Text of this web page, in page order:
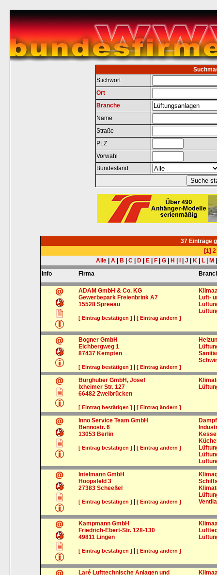
Stichwort
Ort
Branche
Name
Straße
PLZ
Vorwahl
Bundesland
37 Einträge
[1] 2
Alle
A B C D E F G H J K L M
Info
Firma
ADAM GmbH & Co. KG
Gewerbepark Freienbrink A7
15528 Spreeau
[ Eintrag bestätigen ] |[ Eintrag ändern ]
Luft-
Bogner GmbH
Eichbergweg 1
87437 Kempten
[ Eintrag bestätigen ] |[ Eintrag ändern ]
Burghuber GmbH, Josef
Ixheimer Str. 127
66482 Zweibrücken
[ Eintrag bestätigen ] |[ Eintrag ändern ]
Inno Service Team GmbH
Bennostr. 6
13053 Berlin
[ Eintrag bestätigen ] |[ Eintrag ändern ]
Intelmann GmbH
Hoopsfeld 3
27383 Scheeßel
[ Eintrag bestätigen ] |[ Eintrag ändern ]
Kampmann GmbH
Friedrich-Ebert-Str. 128-130
49811 Lingen
[ Eintrag bestätigen ] |[ Eintrag ändern ]
Laré Lufttechnische Anlagen und